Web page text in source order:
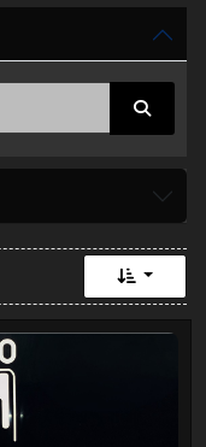
Toggle